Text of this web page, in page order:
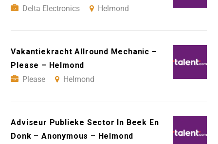
Delta Electronics
Helmond
Vakantiekracht Allround Mechanic –
Please – Helmond
Please
Helmond
Adviseur Publieke Sector In Beek En
Donk – Anonymous – Helmond